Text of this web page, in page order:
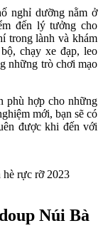
nghỉ dưỡng nằm ở
đến lý tưởng cho
trong lành và khám
chạy xe đạp, leo
những trò chơi mạo
phù hợp cho những
mới, bạn sẽ có
được khi đến với
Núi Bà